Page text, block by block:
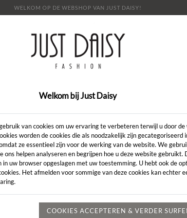
WELKOM OP DE WEBSHOP VAN JUST DAISY!
SALE OVER ONS LOOKBOOK
CONTACT
Pull
Artikelcode:
€ 69,95 €
KLEUR:*
MAAT:*
Welkom bij Just Daisy
van cookies om uw ervaring te verbeteren terwijl u door de
worden de cookies die als noodzakelijk zijn gecategoriseerd
ze essentieel zijn voor de werking van de website. We
ons helpen analyseren en begrijpen hoe u deze website gebruikt.
in uw browser opgeslagen met uw toestemming. U hebt ook de
Het afmelden voor sommige van deze cookies kan echter
COOKIES ACCEPTEREN & VERDER